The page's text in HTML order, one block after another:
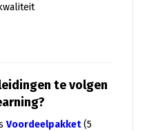
te volgen
Voordeelpakket(5